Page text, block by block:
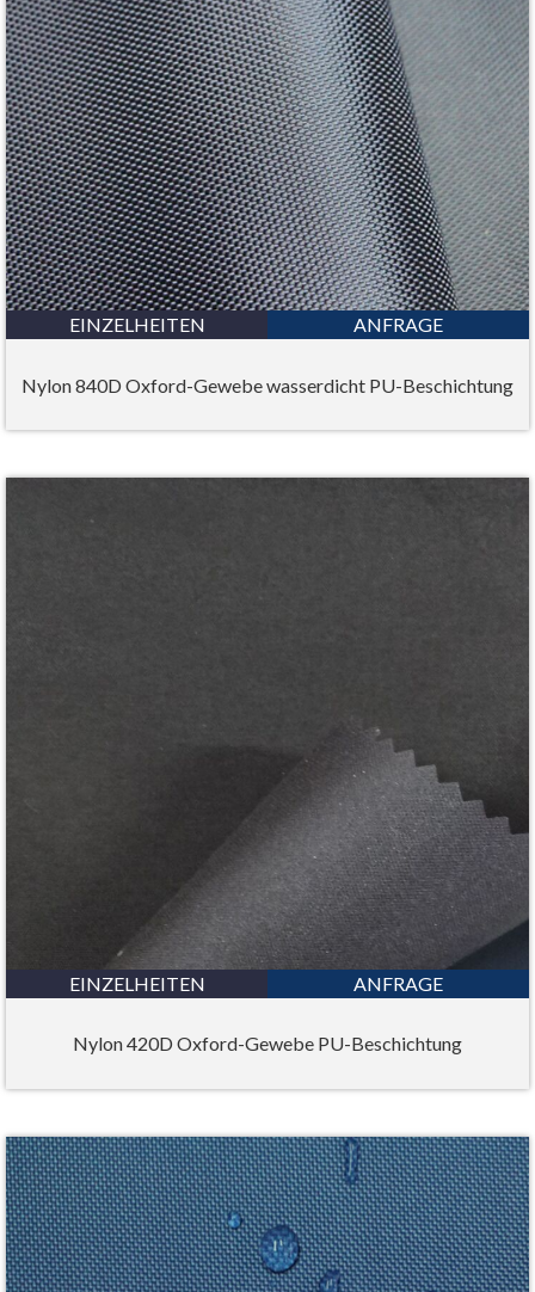
EINZELHEITEN ANFRAGE
Nylon 840D Oxford-Gewebe wasserdicht PU-Beschichtung
EINZELHEITEN ANFRAGE
Nylon 420D Oxford-Gewebe PU-Beschichtung